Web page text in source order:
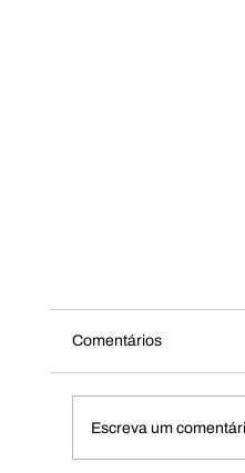
Post de Blog 3
Comentários
Escreva um